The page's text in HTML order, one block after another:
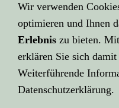
Impressum
HIER GEHT ES ZUR ...
KLICK HIER ZU LINK ...
Über Links ...
Wir verwenden
optimieren und Ihnen
Erlebnis zu bieten.
erklären Sie sich damit
Weiterführende
Datenschutzerklärung.